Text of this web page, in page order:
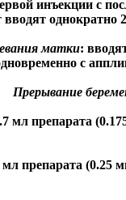
инъекции с
однократно
матки:
с
Прерывание
мл препарата
мл препарата